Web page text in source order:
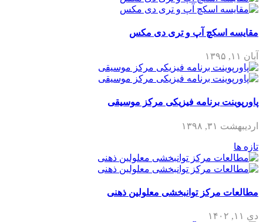
مقایسه اسکچ آپ و تری دی مکس
آبان ۱۱, ۱۳۹۵
پاورپوینت برنامه فیزیکی مرکز موسیقی
اردیبهشت ۳۱, ۱۳۹۸
تازه ها
مطالعات مرکز توانبخشی معلولین ذهنی
دی ۱۱, ۱۴۰۲